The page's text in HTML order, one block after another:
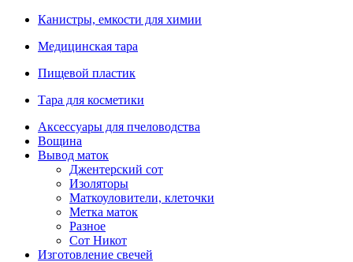
Канистры, емкости для химии
Медицинская тара
Пищевой пластик
Тара для косметики
Аксессуары для пчеловодства
Вощина
Вывод маток
Джентерский сот
Изоляторы
Маткоуловители, клеточки
Метка маток
Разное
Сот Никот
Изготовление свечей